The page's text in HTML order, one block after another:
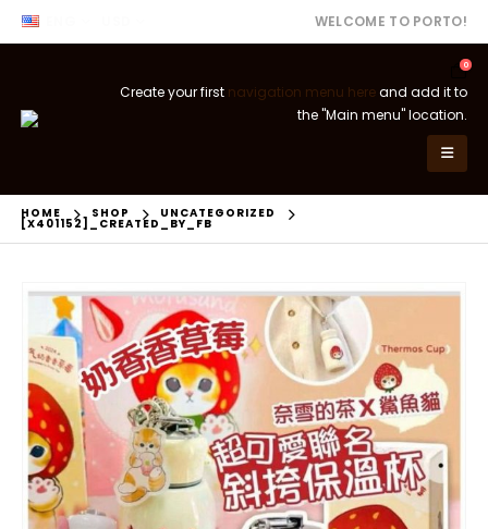
WELCOME TO PORTO!
0
Create your first navigation menu hereand add it to
the "Main menu" location.
HOME SHOP UNCATEGORIZED
[X401152]_CREATED_BY_FB